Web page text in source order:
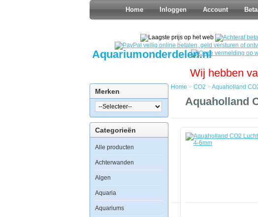
Home Inloggen Account
Aquariumonderdelen.nl
Wij hebben
Merken
Categorieën
Alle producten
Achterwanden
Algen
Aquaria
Aquariums
CO2
Luchtslang
Zwart
Home > CO2 > Aquaholland
Aquaholland